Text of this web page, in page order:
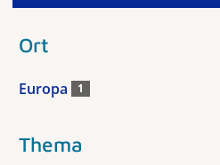
Ort
Europa 1
Thema